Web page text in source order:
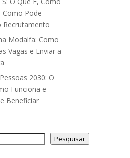
Como Pode
Recrutamento
Modalfa: Como
Vagas e Enviar a
2030: O
Funciona e
Beneficiar
Pesquisar